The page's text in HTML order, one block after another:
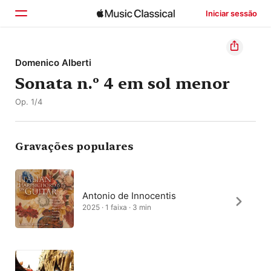
Iniciar sessão
Início
Explorar
Domenico Alberti
Sonata n.º 4 em sol menor
Op. 1/4
Gravações populares
Antonio de Innocentis
2025 · 1 faixa · 3 min